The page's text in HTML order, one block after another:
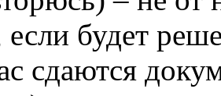
если будет
сдаются